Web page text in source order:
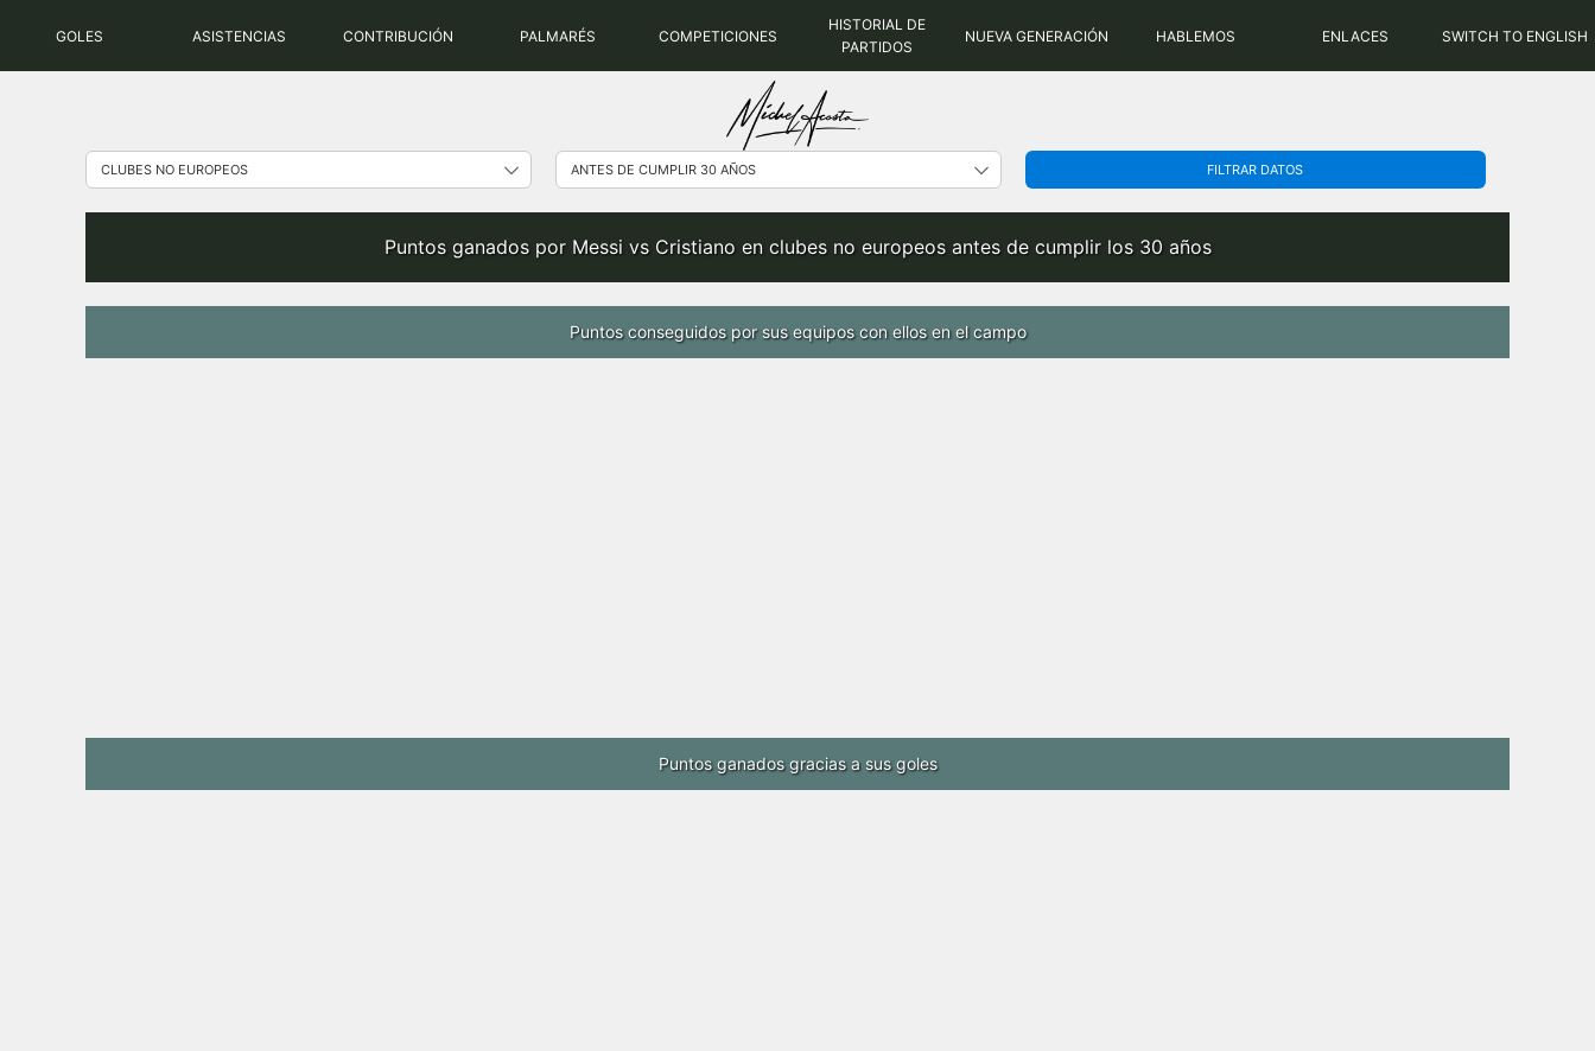
GOLES ASISTENCIAS CONTRIBUCIÓN PALMARÉS COMPETICIONES
HISTORIAL DE
PARTIDOS
NUEVA GENERACIÓN HABLEMOS ENLACES SWITCH TO ENGLISH
FILTRAR DATOS
Puntos ganados por Messi vs Cristiano en clubes no europeos antes de cumplir los 30 años
Puntos conseguidos por sus equipos con ellos en el campo
Puntos ganados gracias a sus goles